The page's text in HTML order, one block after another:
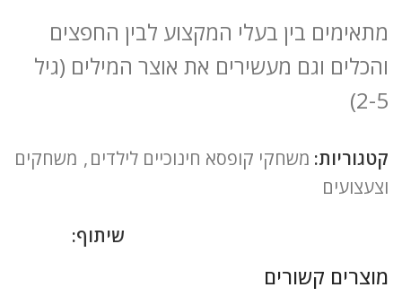
מתאימים בין בעלי המקצוע לבין החפצים
והכלים וגם מעשירים את אוצר המילים (גיל
2-5)
קטגוריות: משחקי קופסא חינוכיים לילדים, משחקים
וצעצועים
שיתוף:
מוצרים קשורים